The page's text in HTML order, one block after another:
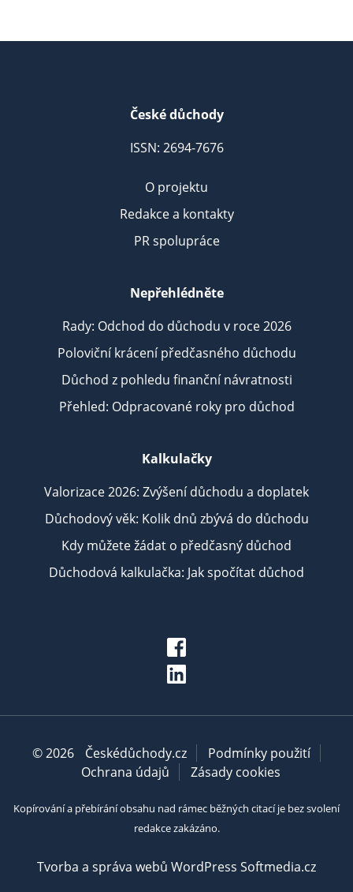
České důchody
ISSN: 2694-7676
O projektu
Redakce a kontakty
PR spolupráce
Nepřehlédněte
Rady: Odchod do důchodu v roce 2026
Poloviční krácení předčasného důchodu
Důchod z pohledu finanční návratnosti
Přehled: Odpracované roky pro důchod
Kalkulačky
Valorizace 2026: Zvýšení důchodu a doplatek
Důchodový věk: Kolik dnů zbývá do důchodu
Kdy můžete žádat o předčasný důchod
Důchodová kalkulačka: Jak spočítat důchod
© 2026 Českédůchody.cz
Podmínky použití
Ochrana údajů
Zásady cookies
Kopírování a přebírání obsahu nad rámec běžných citací je bez svolení
redakce zakázáno.
Tvorba a správa webů WordPress Softmedia.cz